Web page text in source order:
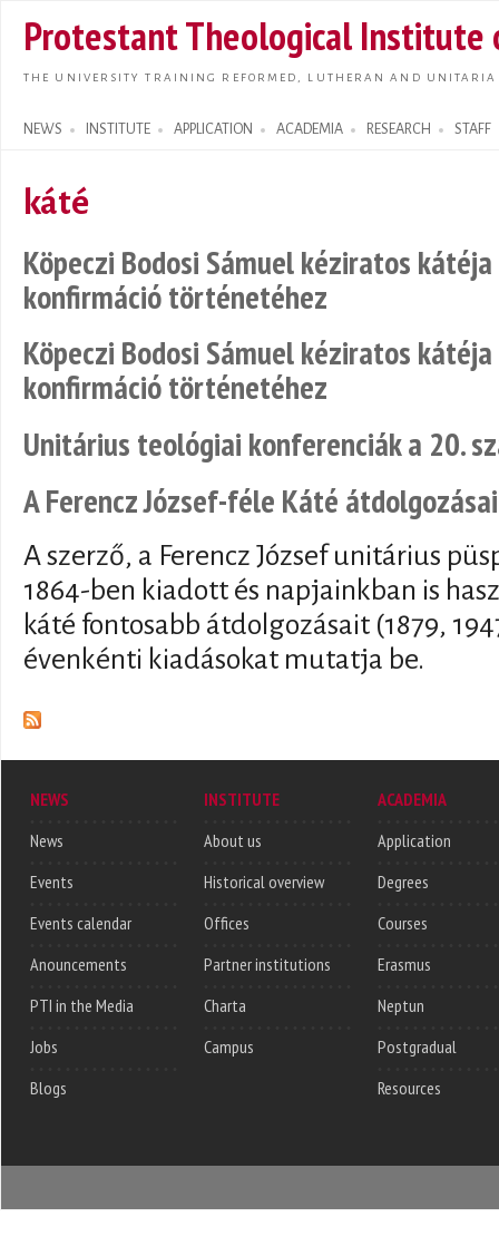
main
Protestant Theological Institute
THE UNIVERSITY TRAINING REFORMED, LUTHERAN AND
NEWS INSTITUTE APPLICATION ACADEMIA RESEARCH STAFF
Search form
káté
Köpeczi Bodosi Sámuel kéziratos
konfirmáció történetéhez
Köpeczi Bodosi Sámuel kéziratos
konfirmáció történetéhez
Unitárius teológiai konferenciák a 20.
A Ferencz József-féle Káté
A szerző, a Ferencz József unitárius
1864-ben kiadott és napjainkban is
káté fontosabb átdolgozásait (1879,
évenkénti kiadásokat mutatja be.
NEWS
News
Events
Events calendar
Anouncements
PTI in the Media
Jobs
Blogs
INSTITUTE
About us
Historical overview
Offices
Partner institutions
Charta
Campus
ACADEMIA
Application
Degrees
Courses
Erasmus
Neptun
Postgradual
Resources